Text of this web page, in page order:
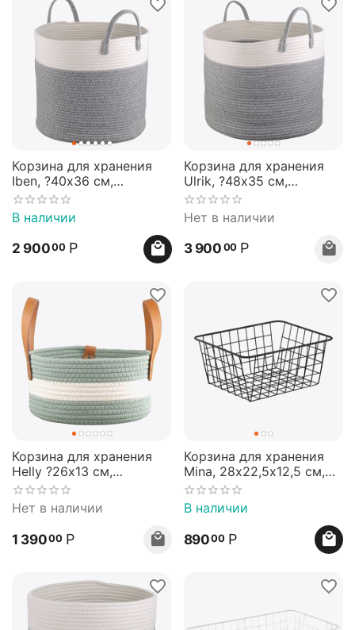
Корзина для хранения
Iben, ?40х36 см,
кремовая/светло-серая,
Bergenson Bjorn
В наличии
2 90000 Р
Корзина для хранения
Ulrik, ?48х35 см,
кремовая/светло-серая,
Bergenson Bjorn
Нет в наличии
3 900 00 Р
Корзина для хранения
Helly ?26х13 см,
бежевая/зеленая,
Bergenson Bjorn
Нет в наличии
1 39000 Р
Корзина для хранения
Mina, 28х22,5х12,5 см,
черная, Bergenson Bjorn
В наличии
89000 Р